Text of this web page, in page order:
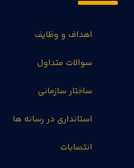
اهداف و وظایف
سوالات متداول
ساختار سازمانی
استانداری در رسانه ها
انتصابات